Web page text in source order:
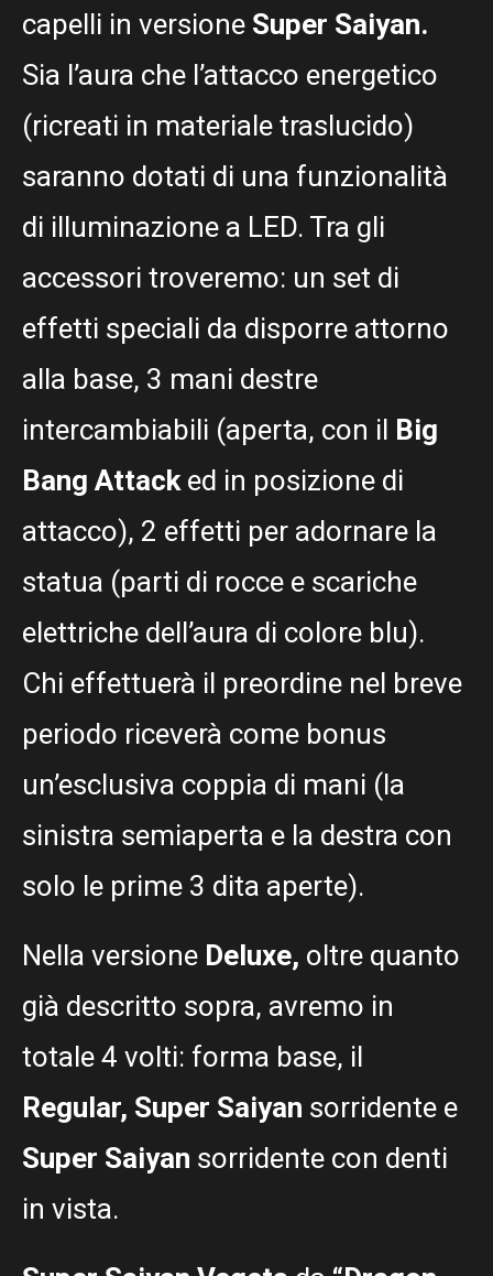
capelli in versione Super Saiyan.
Sia l’aura che l’attacco energetico
(ricreati in materiale traslucido)
saranno dotati di una funzionalità
di illuminazione a LED. Tra gli
accessori troveremo: un set di
effetti speciali da disporre attorno
alla base, 3 mani destre
intercambiabili (aperta, con il Big
Bang Attack ed in posizione di
attacco), 2 effetti per adornare la
statua (parti di rocce e scariche
elettriche dell’aura di colore blu).
Chi effettuerà il preordine nel breve
periodo riceverà come bonus
un’esclusiva coppia di mani (la
sinistra semiaperta e la destra con
solo le prime 3 dita aperte).
Nella versione Deluxe, oltre quanto
già descritto sopra, avremo in
totale 4 volti: forma base, il
Regular, Super Saiyan sorridente e
Super Saiyan sorridente con denti
in vista.